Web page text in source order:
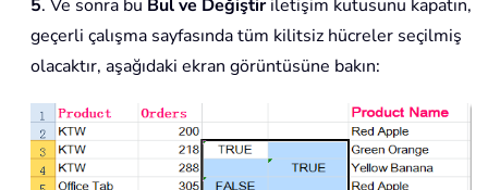
5. Ve sonra bu Bul ve Değiştiriletişim kutusunu kapatın,
geçerli çalışma sayfasında tüm kilitsiz hücreler seçilmiş
olacaktır, aşağıdaki ekran görüntüsüne bakın: